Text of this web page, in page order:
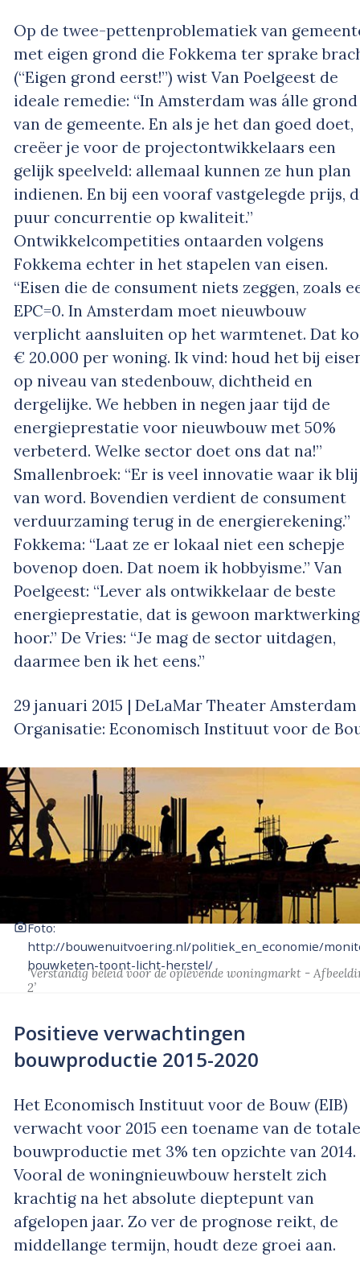
Op de twee-pettenproblematiek van
met eigen grond die Fokkema ter sprake
(“Eigen grond eerst!”) wist Van Poelgeest de
ideale remedie: “In Amsterdam was álle grond
van de gemeente. En als je het dan goed doet,
creëer je voor de projectontwikkelaars een
gelijk speelveld: allemaal kunnen ze hun plan
indienen. En bij een vooraf vastgelegde prijs,
puur concurrentie op kwaliteit.”
Ontwikkelcompetities ontaarden volgens
Fokkema echter in het stapelen van eisen.
“Eisen die de consument niets zeggen, zoals
EPC=0. In Amsterdam moet nieuwbouw
verplicht aansluiten op het warmtenet. Dat
€ 20.000 per woning. Ik vind: houd het bij
op niveau van stedenbouw, dichtheid en
dergelijke. We hebben in negen jaar tijd de
energieprestatie voor nieuwbouw met 50%
verbeterd. Welke sector doet ons dat na!”
Smallenbroek: “Er is veel innovatie waar ik blij
van word. Bovendien verdient de consument
verduurzaming terug in de energierekening.”
Fokkema: “Laat ze er lokaal niet een schepje
bovenop doen. Dat noem ik hobbyisme.” Van
Poelgeest: “Lever als ontwikkelaar de beste
energieprestatie, dat is gewoon marktwerking
hoor.” De Vries: “Je mag de sector uitdagen,
daarmee ben ik het eens.”
29 januari 2015 | DeLaMar Theater Amsterdam
Organisatie: Economisch Instituut voor de
Foto:
http://bouwenuitvoering.nl/politiek_en_economie/
bouwketen-toont-licht-herstel/
‘Verstandig beleid voor de oplevende woningmarkt -
2’
Positieve verwachtingen
bouwproductie 2015-2020
Het Economisch Instituut voor de Bouw (EIB)
verwacht voor 2015 een toename van de totale
bouwproductie met 3% ten opzichte van 2014.
Vooral de woningnieuwbouw herstelt zich
krachtig na het absolute dieptepunt van
afgelopen jaar. Zo ver de prognose reikt, de
middellange termijn, houdt deze groei aan.